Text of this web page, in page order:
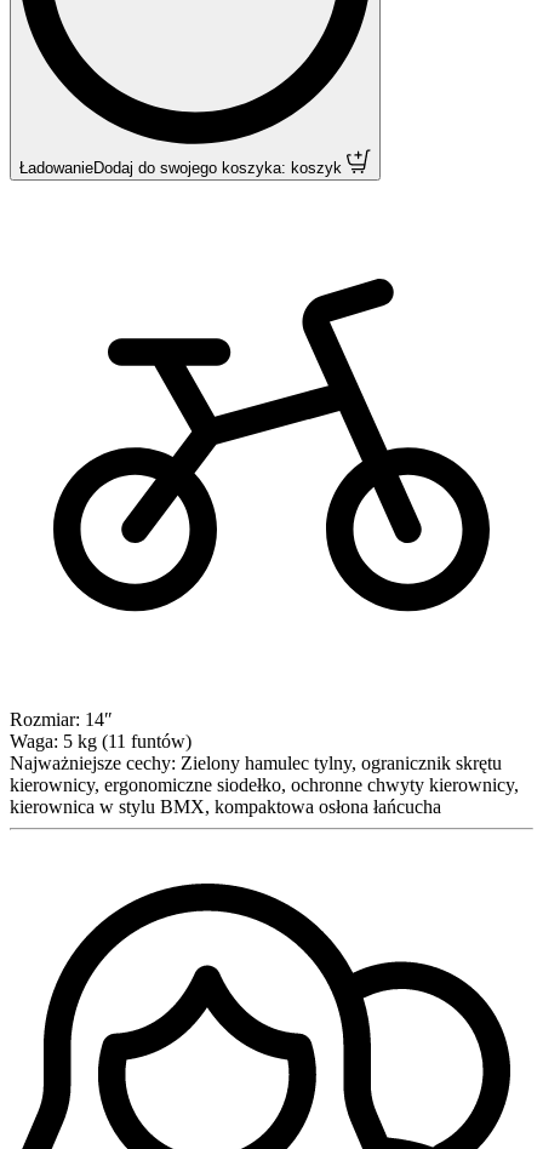
Ładowanie Dodaj do swojego koszyka: koszyk
Rozmiar: 14″
Waga: 5 kg (11 funtów)
Najważniejsze cechy: Zielony hamulec tylny, ogranicznik skrętu
kierownicy, ergonomiczne siodełko, ochronne chwyty kierownicy,
kierownica w stylu BMX, kompaktowa osłona łańcucha